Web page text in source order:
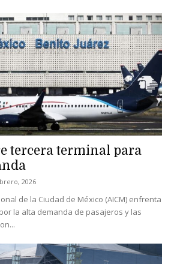
tercera terminal para
2026
de la Ciudad de México (AICM) enfrenta
la alta demanda de pasajeros y las